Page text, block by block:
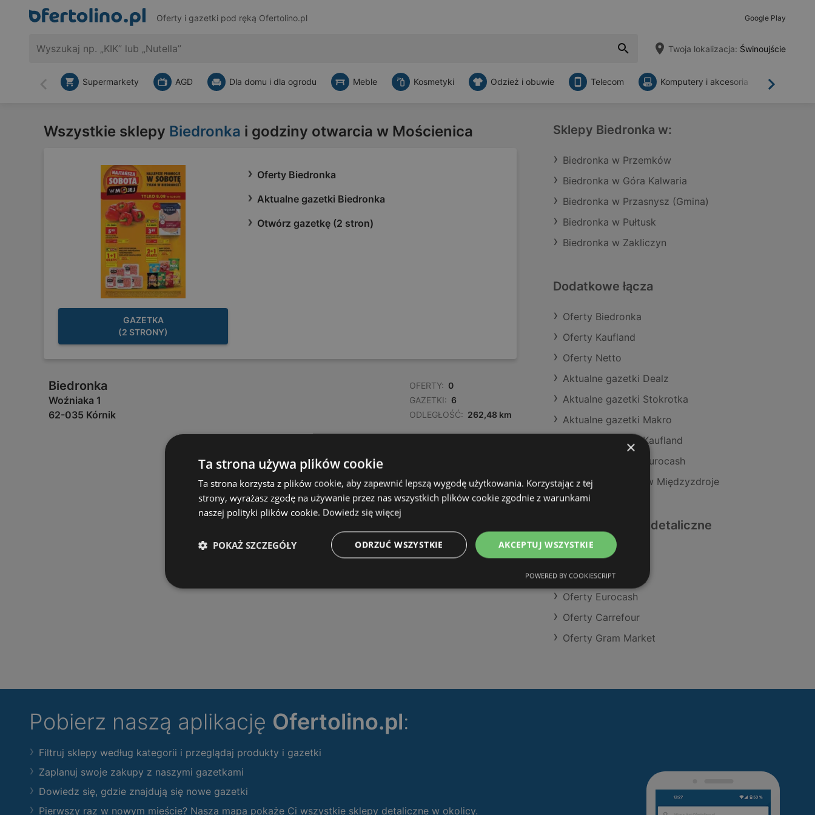
Oferty i gazetki pod ręką Ofertolino.pl Google Play
Twoja lokalizacja: Świnoujście
Wstecz Dalej
Supermarkety AGD Dla domu i dla ogrodu Meble Kosmetyki Odzież i obuwie Telecom Komputery i akcesoria
Wszystkie sklepy Biedronka i godziny otwarcia w Mościenica
GAZETKA
(2 STRONY)
Oferty Biedronka
Aktualne gazetki Biedronka
Otwórz gazetkę (2 stron)
Biedronka
Woźniaka 1
62-035 Kórnik
OFERTY: 0
GAZETKI: 6
ODLEGŁOŚĆ: 262,48 km
Sklepy Biedronka w:
Biedronka w Przemków
Biedronka w Góra Kalwaria
Biedronka w Przasnysz (Gmina)
Biedronka w Pułtusk
Biedronka w Zakliczyn
Dodatkowe łącza
Oferty Biedronka
Oferty Kaufland
Oferty Netto
Aktualne gazetki Dealz
Aktualne gazetki Stokrotka
Aktualne gazetki Makro
Aktualne gazetki Kaufland
Aktualne gazetki Eurocash
Sklepy Biedronka w Międzyzdroje
Podobne sklepy detaliczne
Oferty Action
Oferty Makro
Oferty Eurocash
Oferty Carrefour
Oferty Gram Market
Pobierz naszą aplikację Ofertolino.pl:
Filtruj sklepy według kategorii i przeglądaj produkty i gazetki
Zaplanuj swoje zakupy z naszymi gazetkami
Dowiedz się, gdzie znajdują się nowe gazetki
Pierwszy raz w nowym mieście? Nasza mapa pokaże Ci wszystkie sklepy detaliczne w okolicy.
×
Ta strona używa plików cookie
Ta strona korzysta z plików cookie, aby zapewnić lepszą wygodę użytkowania. Korzystając z tej
strony, wyrażasz zgodę na używanie przez nas wszystkich plików cookie zgodnie z warunkami
naszej polityki plików cookie. Dowiedz się więcej
AKCEPTUJ WSZYSTKIE
ODRZUĆ WSZYSTKIE
POKAŻ SZCZEGÓŁY
POWERED BY COOKIESCRIPT